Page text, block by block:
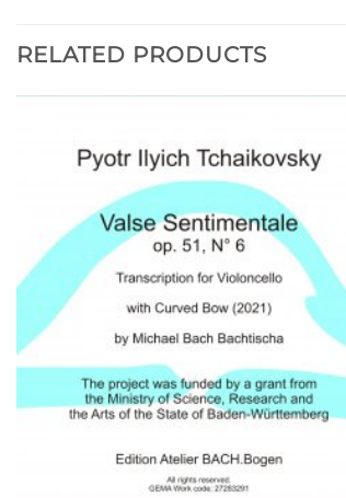
RELATED PRODUCTS